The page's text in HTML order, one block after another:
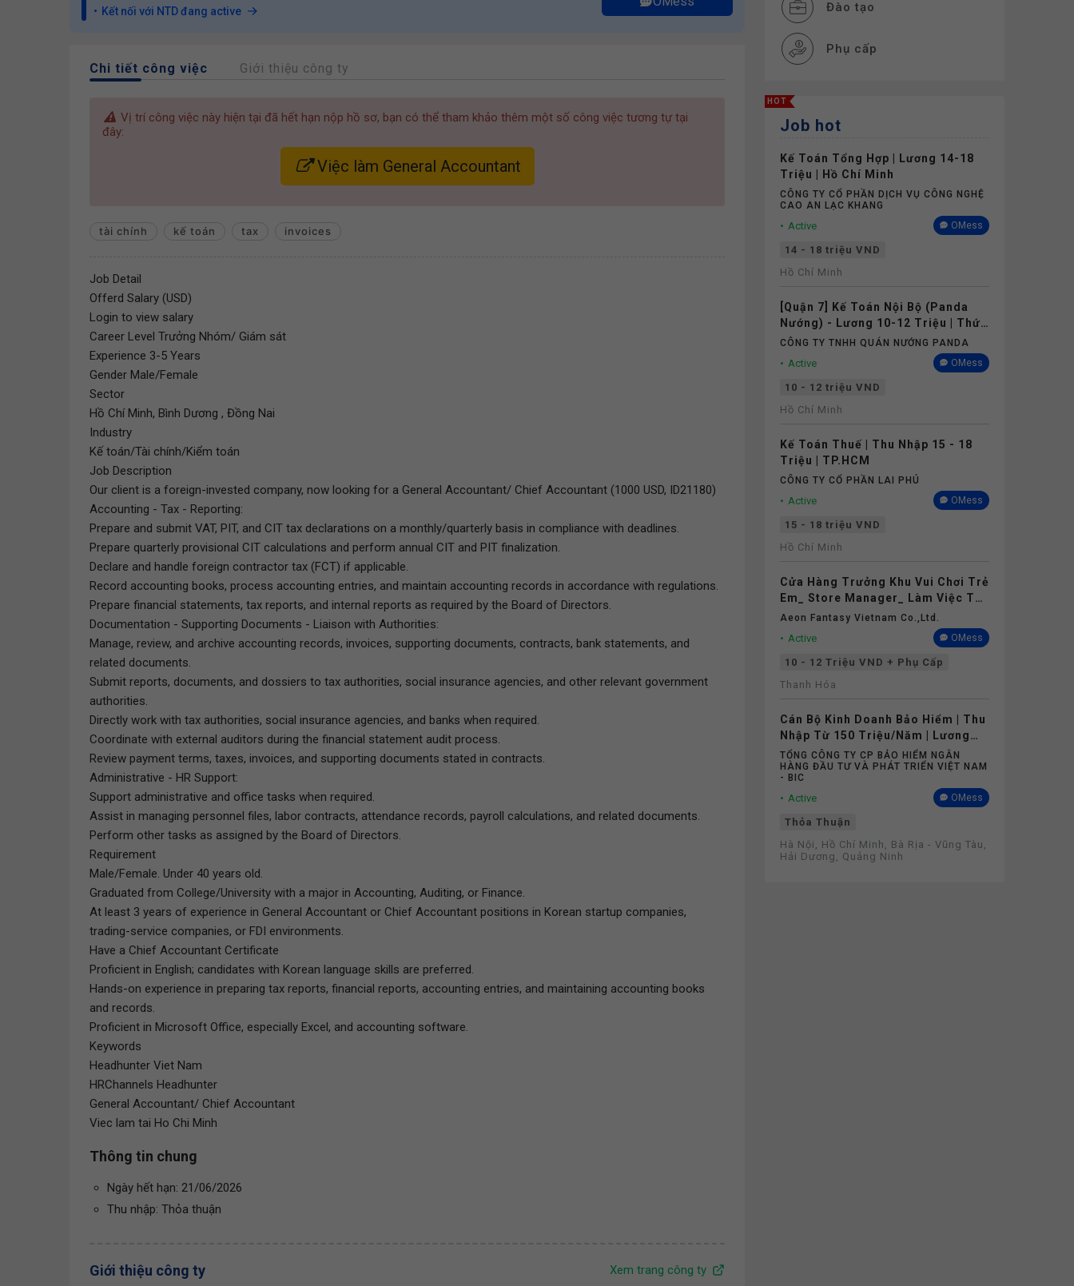
Kết nối với NTD đang active
Chi tiết công việc Giới thiệu công ty
Vị trí công việc này hiện tại đã hết hạn nộp hồ sơ, bạn có thể tham khảo thêm một số công việc tương tự tại
đây:
Việc làm General Accountant
tài chính kế toán tax invoices
Job Detail
Offerd Salary (USD)
Login to view salary
Career Level Trưởng Nhóm/ Giám sát
Experience 3-5 Years
Gender Male/Female
Sector
Hồ Chí Minh, Bình Dương , Đồng Nai
Industry
Kế toán/Tài chính/Kiểm toán
Job Description
Our client is a foreign-invested company, now looking for a General Accountant/ Chief Accountant (1000 USD, ID21180)
Accounting - Tax - Reporting:
Prepare and submit VAT, PIT, and CIT tax declarations on a monthly/quarterly basis in compliance with deadlines.
Prepare quarterly provisional CIT calculations and perform annual CIT and PIT finalization.
Declare and handle foreign contractor tax (FCT) if applicable.
Record accounting books, process accounting entries, and maintain accounting records in accordance with regulations.
Prepare financial statements, tax reports, and internal reports as required by the Board of Directors.
Documentation - Supporting Documents - Liaison with Authorities:
Manage, review, and archive accounting records, invoices, supporting documents, contracts, bank statements, and
related documents.
Submit reports, documents, and dossiers to tax authorities, social insurance agencies, and other relevant government
authorities.
Directly work with tax authorities, social insurance agencies, and banks when required.
Coordinate with external auditors during the financial statement audit process.
Review payment terms, taxes, invoices, and supporting documents stated in contracts.
Administrative - HR Support:
Support administrative and office tasks when required.
Assist in managing personnel files, labor contracts, attendance records, payroll calculations, and related documents.
Perform other tasks as assigned by the Board of Directors.
Requirement
Male/Female. Under 40 years old.
Graduated from College/University with a major in Accounting, Auditing, or Finance.
At least 3 years of experience in General Accountant or Chief Accountant positions in Korean startup companies,
trading-service companies, or FDI environments.
Have a Chief Accountant Certificate
Proficient in English; candidates with Korean language skills are preferred.
Hands-on experience in preparing tax reports, financial reports, accounting entries, and maintaining accounting books
and records.
Proficient in Microsoft Office, especially Excel, and accounting software.
Keywords
Headhunter Viet Nam
HRChannels Headhunter
General Accountant/ Chief Accountant
Viec lam tai Ho Chi Minh
Thông tin chung
Ngày hết hạn: 21/06/2026
Thu nhập: Thỏa thuận
Giới thiệu công ty Xem trang công ty
Đào tạo
Phụ cấp
HOT
Job hot
Kế Toán Tổng Hợp | Lương 14-18
Triệu | Hồ Chí Minh
CÔNG TY CỔ PHẦN DỊCH VỤ CÔNG NGHỆ
CAO AN LẠC KHANG
Active OMess
14 - 18 triệu VND
Hồ Chí Minh
[Quận 7] Kế Toán Nội Bộ (Panda
Nướng) - Lương 10-12 Triệu | Thứ
7 Làm Online
CÔNG TY TNHH QUÁN NƯỚNG PANDA
Active OMess
10 - 12 triệu VND
Hồ Chí Minh
Kế Toán Thuế | Thu Nhập 15 - 18
Triệu | TP.HCM
CÔNG TY CỔ PHẦN LAI PHÚ
Active OMess
15 - 18 triệu VND
Hồ Chí Minh
Cửa Hàng Trưởng Khu Vui Chơi Trẻ
Em_ Store Manager_ Làm Việc Tại
Aeon Mall Thanh Hóa
Aeon Fantasy Vietnam Co.,ltd.
Active OMess
10 - 12 Triệu VND + Phụ Cấp
Thanh Hóa
Cán Bộ Kinh Doanh Bảo Hiểm | Thu
Nhập Từ 150 Triệu/Năm | Lương
Cứng Không Phụ Thuộc Doanh Số
TỔNG CÔNG TY CP BẢO HIỂM NGÂN
HÀNG ĐẦU TƯ VÀ PHÁT TRIỂN VIỆT NAM
- BIC
Active OMess
Thỏa Thuận
Hà Nội, Hồ Chí Minh, Bà Rịa - Vũng Tàu,
Hải Dương, Quảng Ninh